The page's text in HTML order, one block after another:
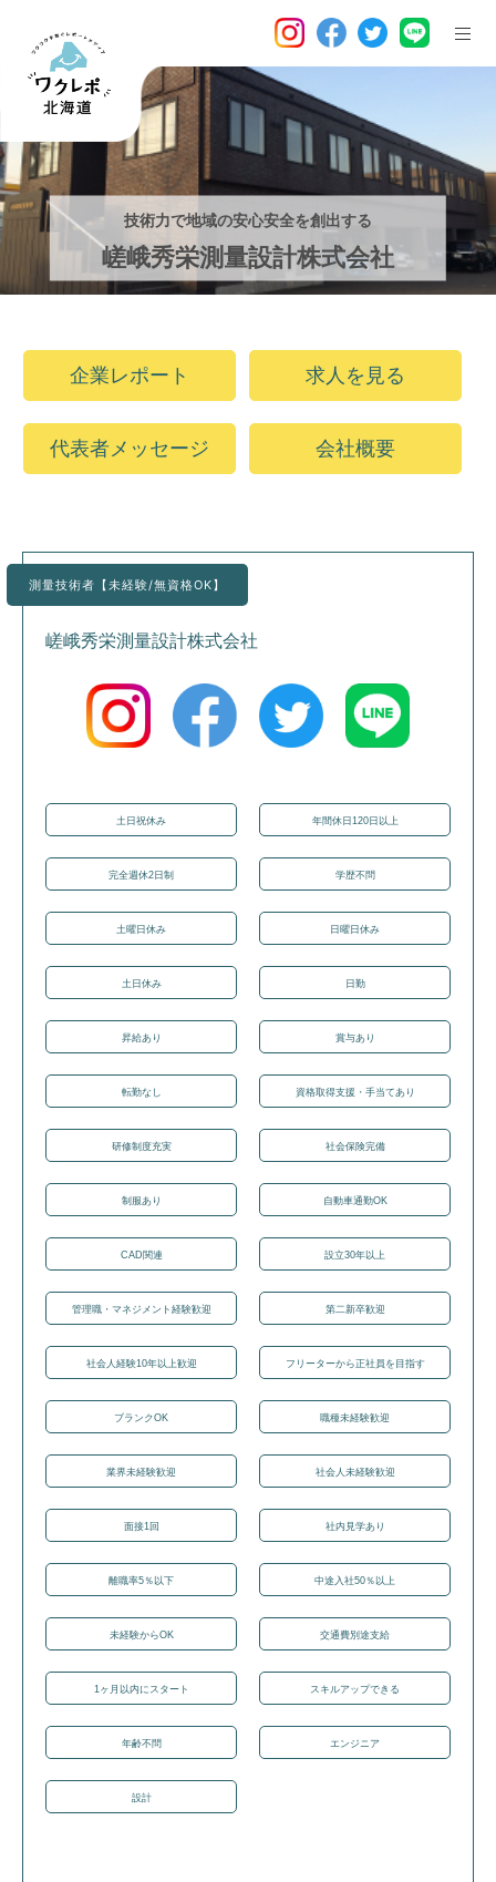
技術力で地域の安心安全を創出する
嵯峨秀栄測量設計株式会社
企業レポート 求人を見る
代表者メッセージ 会社概要
測量技術者【未経験/無資格OK】
嵯峨秀栄測量設計株式会社
土日祝休み 年間休日120日以上
完全週休2日制 学歴不問
土曜日休み 日曜日休み
土日休み 日勤
昇給あり 賞与あり
転勤なし 資格取得支援・手当てあり
研修制度充実 社会保険完備
制服あり 自動車通勤OK
CAD関連 設立30年以上
管理職・マネジメント経験歓迎 第二新卒歓迎
社会人経験10年以上歓迎 フリーターから正社員を目指す
ブランクOK 職種未経験歓迎
業界未経験歓迎 社会人未経験歓迎
面接1回 社内見学あり
離職率5％以下 中途入社50％以上
未経験からOK 交通費別途支給
1ヶ月以内にスタート スキルアップできる
年齢不問 エンジニア
設計